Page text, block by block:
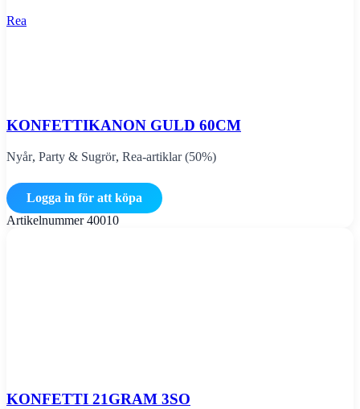
Rea
KONFETTIKANON GULD 60CM
Nyår, Party & Sugrör, Rea-artiklar (50%)
Logga in för att köpa
Artikelnummer40010
KONFETTI 21GRAM 3SO